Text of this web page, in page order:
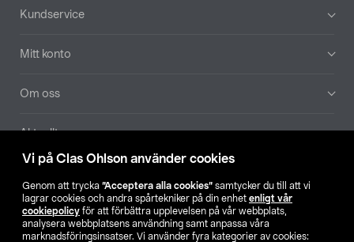
Vi på Clas Ohlson använder cookies
Genom att trycka ”Acceptera alla cookies” samtycker du till att vi
lagrar cookies och andra spårtekniker på din enhet enligt vår
cookiepolicy för att förbättra upplevelsen på vår webbplats,
analysera webbplatsens användning samt anpassa våra
marknadsföringsinsatser. Vi använder fyra kategorier av cookies:
Sidfot
Kundservice
Mitt konto
Om oss
Aktuellt
Hitta butik